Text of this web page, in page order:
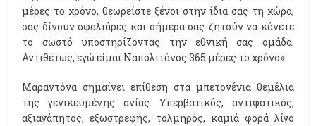
μέρες το χρόνο, θεωρείστε ξένοι στην ίδια σας τη χώρα,
σας δίνουν σφαλιάρες και σήμερα σας ζητούν να κάνετε
το σωστό υποστηρίζοντας την εθνική σας ομάδα.
Αντιθέτως, εγώ είμαι Ναπολιτάνος 365 μέρες το χρόνο».
Μαραντόνα σημαίνει επίθεση στα μπετονένια θεμέλια
της γενικευμένης ανίας. Υπερβατικός, αντιφατικός,
αξιαγάπητος, εξωστρεφής, τολμηρός, καμιά φορά λίγο